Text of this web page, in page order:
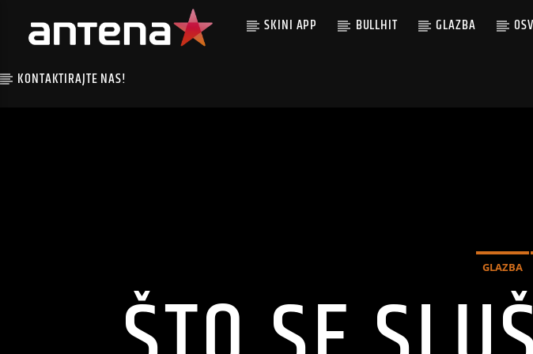
SKINI APP BULLHIT GLAZBA
KONTAKTIRAJTE NAS!
GLAZBA